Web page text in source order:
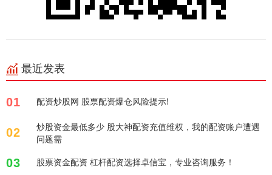
最近发表
01 配资炒股网 股票配资爆仓风险提示!
02
炒股资金最低多少 股大神配资充值维权，我的配资账户遭遇
问题需
03 股票资金配资 杠杆配资选择卓信宝，专业咨询服务！